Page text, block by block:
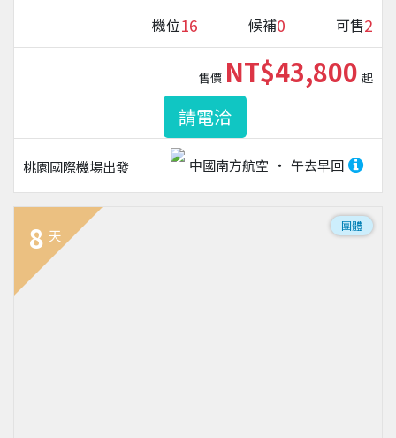
機位16 候補0 可售2
桃園國際機場出發 中國南方航空 午去早回
售價 NT$43,800 起
請電洽
8 天
團體